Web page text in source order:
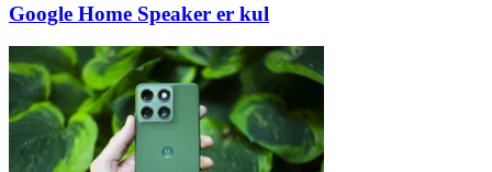
Google Home Speaker er kul